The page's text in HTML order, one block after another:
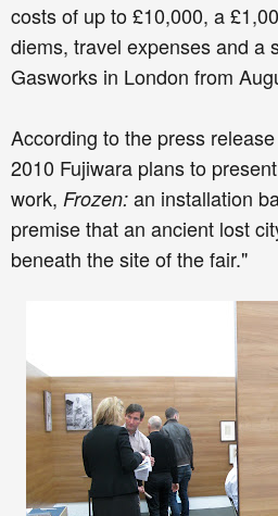
costs of up to £10,000, a
diems, travel expenses and a
Gasworks in London from
According to the press
2010 Fujiwara plans to
work, Frozen: an installation
premise that an ancient lost
beneath the site of the fair."